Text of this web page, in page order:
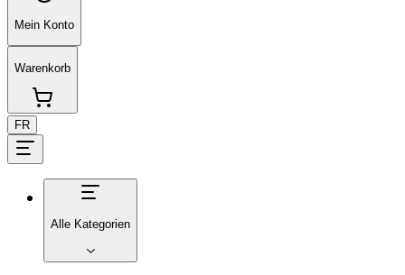
Mein Konto
Warenkorb
FR
Alle Kategorien